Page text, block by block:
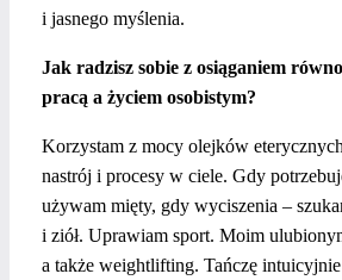
i jasnego myślenia.
Jak radzisz sobie z osiąganiem
pracą a życiem osobistym?
Korzystam z mocy olejków
nastrój i procesy w ciele. Gdy
używam mięty, gdy wyciszenia –
i ziół. Uprawiam sport. Moim
a także weightlifting. Tańczę